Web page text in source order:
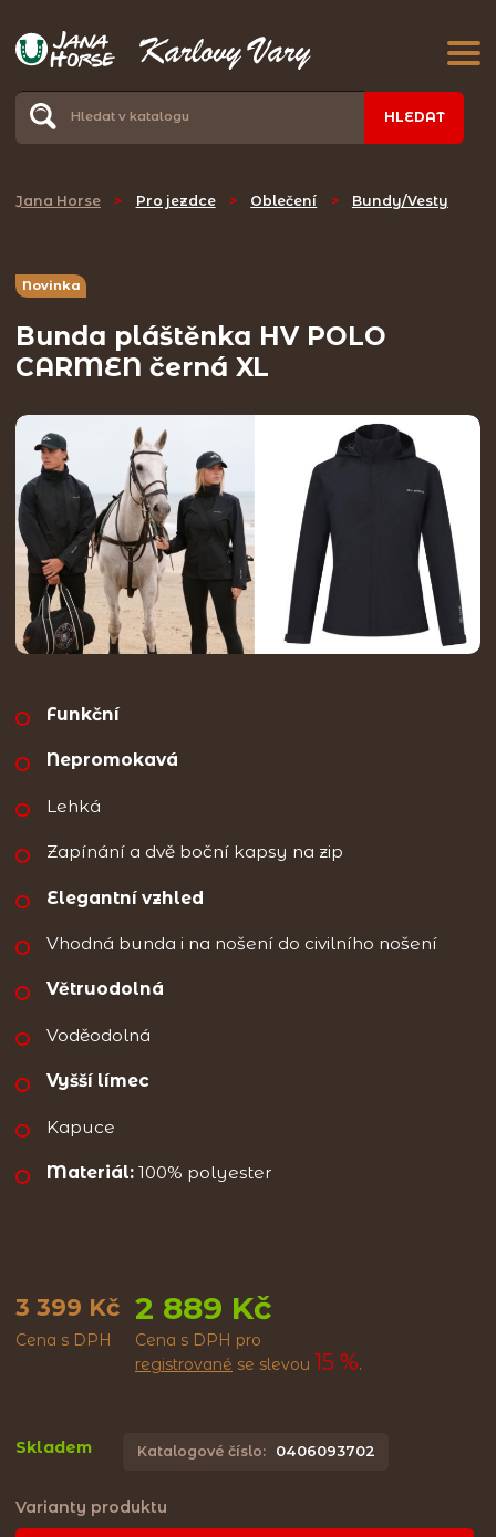
HLEDAT
Jana Horse > Pro jezdce > Oblečení > Bundy/Vesty
Novinka
Bunda pláštěnka HV POLO
CARMEN černá XL
Funkční
Nepromokavá
Lehká
Zapínání a dvě boční kapsy na zip
Elegantní vzhled
Vhodná bunda i na nošení do civilního nošení
Větruodolná
Voděodolná
Vyšší límec
Kapuce
Materiál: 100% polyester
3 399 Kč
Cena s DPH
2 889 Kč
Cena s DPH pro
registrované se slevou 15 %.
Skladem Katalogové číslo: 0406093702
Varianty produktu